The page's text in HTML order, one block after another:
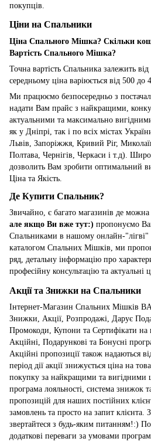
покупців.
Ціни на Спальники
Ціна Спального Мішка? Скільки
Вартість Спального Мішка?
Точна вартість Спальника залежить від
середньому ціна варіюється від 500 до
Ми працюємо безпосередньо з
надати Вам прайс з найкращими,
актуальними та максимально
як у Дніпрі, так і по всіх містах
Львів, Запоріжжя, Кривий Ріг,
Полтава, Чернігів, Черкаси і т.д).
дозволить Вам зробити оптимальний
Ціна та Якість.
Де Купити Спальник?
Звичайно, є багато магазинів де
але якщо Ви вже тут:) пропонуємо
Спальниками в нашому онлайн-"лігві"
каталогом Спальних Мішків, ми
ряд, детальну інформацію про
професійну консультацію та актуальні
Акції та Знижки на Спальники
Інтернет-Магазин Спальних Мішків
Знижки, Акції, Розпродажі, Дарує
Промокоди, Купони та Сертифікати на
Акційні, Подарункові та Бонусні
Акційні пропозиції також надаються
період дії акції знижується ціна на
покупку за найкращими та
програма лояльності, система знижок
пропозицій для наших постійних
замовлень та просто на запит клієнта.
звертайтеся з будь-яким питанням!:)
додаткові переваги за умовами